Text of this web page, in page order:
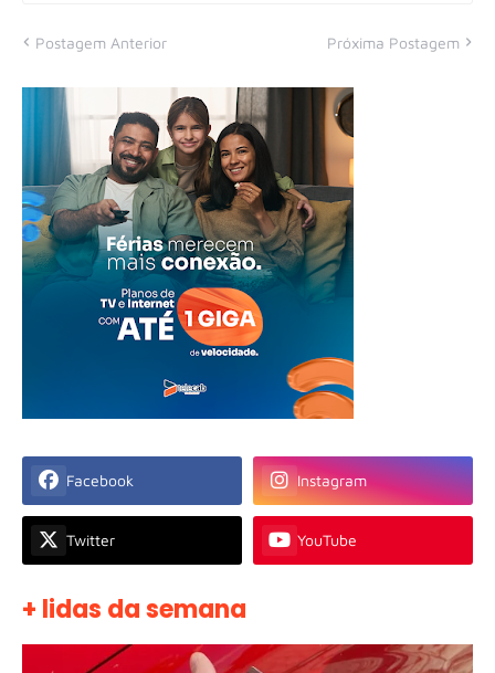
Postagem Anterior Próxima Postagem
Facebook Instagram
Twitter YouTube
+ lidas da semana